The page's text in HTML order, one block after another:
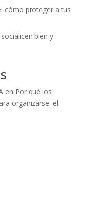
cómo proteger a tus
bien y
en Por qué los
organizarse: el